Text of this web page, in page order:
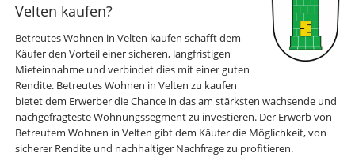
Velten kaufen?
Betreutes Wohnen in Velten kaufen schafft dem
Käufer den Vorteil einer sicheren, langfristigen
Mieteinnahme und verbindet dies mit einer guten
Rendite. Betreutes Wohnen in Velten zu kaufen
bietet dem Erwerber die Chance in das am stärksten wachsende und
nachgefragteste Wohnungssegment zu investieren. Der Erwerb von
Betreutem Wohnen in Velten gibt dem Käufer die Möglichkeit, von
sicherer Rendite und nachhaltiger Nachfrage zu profitieren.